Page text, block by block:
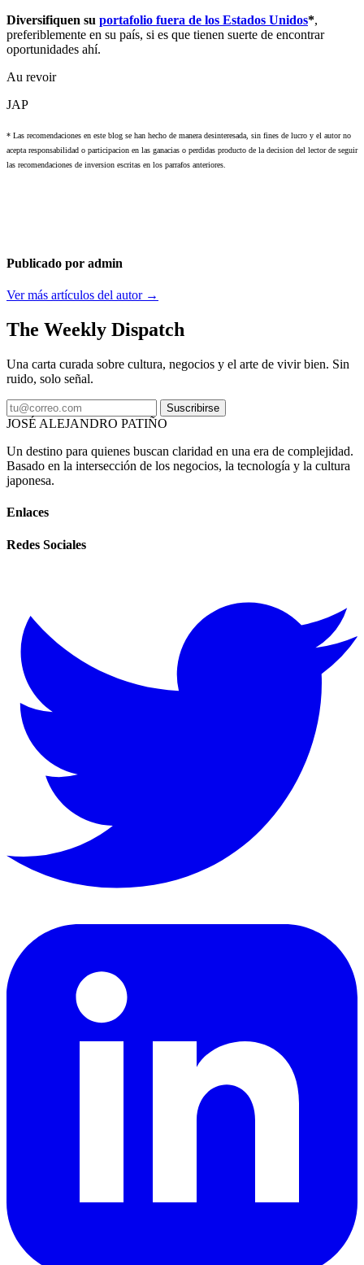
Diversifiquen su portafolio fuera de los Estados Unidos*,
preferiblemente en su país, si es que tienen suerte de encontrar
oportunidades ahí.
Au revoir
JAP
* Las recomendaciones en este blog se han hecho de manera desinteresada, sin fines de lucro y el autor no
acepta responsabilidad o participacion en las ganacias o perdidas producto de la decision del lector de seguir
las recomendaciones de inversion escritas en los parrafos anteriores.
Publicado por admin
Ver más artículos del autor →
The Weekly Dispatch
Una carta curada sobre cultura, negocios y el arte de vivir bien. Sin
ruido, solo señal.
Suscribirse
JOSÉ ALEJANDRO PATIÑO
Un destino para quienes buscan claridad en una era de complejidad.
Basado en la intersección de los negocios, la tecnología y la cultura
japonesa.
Enlaces
Redes Sociales